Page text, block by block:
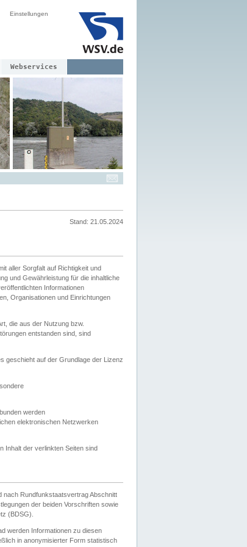
Einstellungen
Webservices
Stand: 21.05.2024
aller Sorgfalt auf Richtigkeit und
und Gewährleistung für die inhaltliche
Informationen
Organisationen und Einrichtungen
die aus der Nutzung bzw.
entstanden sind, sind
geschieht auf der Grundlage der Lizenz
werden
elektronischen Netzwerken
Inhalt der verlinkten Seiten sind
nach Rundfunkstaatsvertrag Abschnitt
der beiden Vorschriften sowie
(BDSG).
werden Informationen zu diesen
in anonymisierter Form statistisch